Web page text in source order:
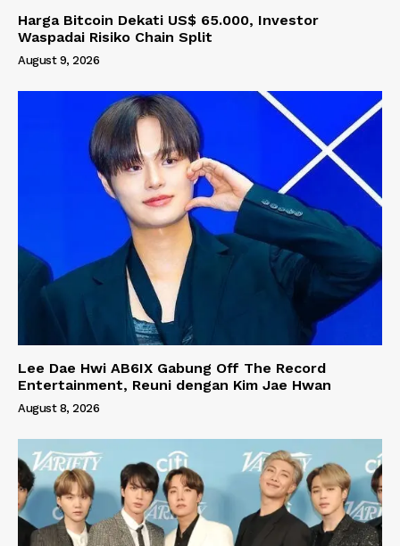
Harga Bitcoin Dekati US$ 65.000, Investor
Waspadai Risiko Chain Split
August 9, 2026
Lee Dae Hwi AB6IX Gabung Off The Record
Entertainment, Reuni dengan Kim Jae Hwan
August 8, 2026